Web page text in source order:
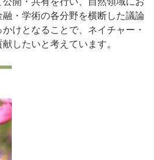
・学術の各分野を横断した議論
けとなることで、ネイチャー・
したいと考えています。